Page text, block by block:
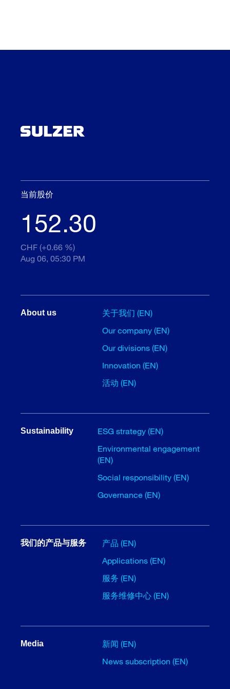
当前股价
152.30
CHF (+0.66 %)
Aug 06, 05:30 PM
About us
关于我们 (EN)
Our company (EN)
Our divisions (EN)
Innovation (EN)
活动 (EN)
Sustainability
ESG strategy (EN)
Environmental engagement
(EN)
Social responsibility (EN)
Governance (EN)
我们的产品与服务
产品 (EN)
Applications (EN)
服务 (EN)
服务维修中心 (EN)
Media
新闻 (EN)
News subscription (EN)